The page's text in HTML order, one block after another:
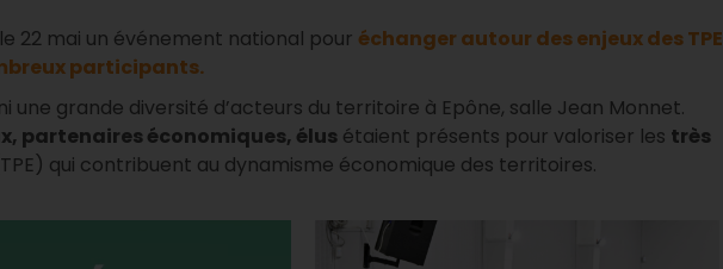
22 mai un événement national pour échanger autour des enjeux des TPE
participants.
une grande diversité d’acteurs du territoire à Epône, salle Jean Monnet.
partenaires économiques, élus étaient présents pour valoriser les très
qui contribuent au dynamisme économique des territoires.